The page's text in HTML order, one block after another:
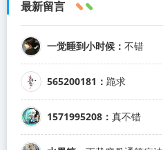
最新留言
一觉睡到小时候： 不错
565200181： 跪求
1571995208： 真不错